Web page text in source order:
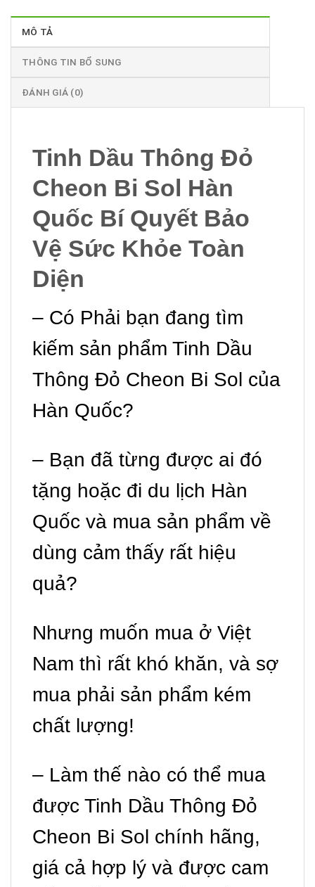
MÔ TẢ
THÔNG TIN BỔ SUNG
ĐÁNH GIÁ (0)
Tinh Dầu Thông Đỏ
Cheon Bi Sol Hàn
Quốc Bí Quyết Bảo
Vệ Sức Khỏe Toàn
Diện
– Có Phải bạn đang tìm
kiếm sản phẩm Tinh Dầu
Thông Đỏ Cheon Bi Sol của
Hàn Quốc?
– Bạn đã từng được ai đó
tặng hoặc đi du lịch Hàn
Quốc và mua sản phẩm về
dùng cảm thấy rất hiệu
quả?
Nhưng muốn mua ở Việt
Nam thì rất khó khăn, và sợ
mua phải sản phẩm kém
chất lượng!
– Làm thế nào có thể mua
được Tinh Dầu Thông Đỏ
Cheon Bi Sol chính hãng,
giá cả hợp lý và được cam